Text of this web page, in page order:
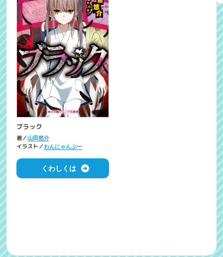
ブラック
著／山田悠介
イラスト／わんにゃんぷー
くわしくは